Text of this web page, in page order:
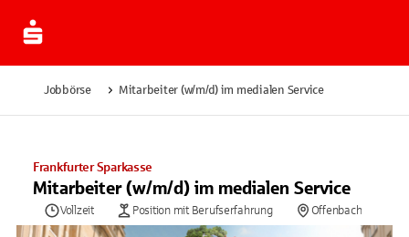
Jobbörse Mitarbeiter (w/m/d) im medialen Service
Frankfurter Sparkasse
Mitarbeiter (w/m/d) im medialen Service
Vollzeit Position mit Berufserfahrung Offenbach